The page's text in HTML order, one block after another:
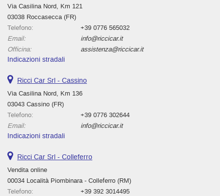
Via Casilina Nord, Km 121
03038 Roccasecca (FR)
Telefono:
+39 0776 565032
Email:
info@riccicar.it
Officina:
assistenza@riccicar.it
Indicazioni stradali
Ricci Car Srl - Cassino
Via Casilina Nord, Km 136
03043 Cassino (FR)
Telefono:
+39 0776 302644
Email:
info@riccicar.it
Indicazioni stradali
Ricci Car Srl - Colleferro
Vendita online
00034 Località Piombinara - Colleferro (RM)
Telefono:
+39 392 3014495